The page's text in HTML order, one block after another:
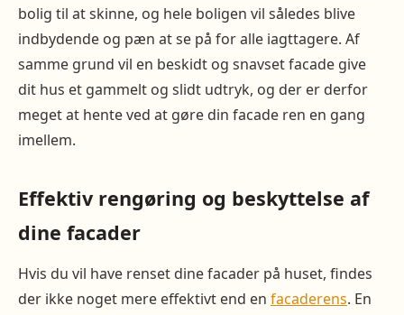
bolig til at skinne, og hele boligen vil således blive
indbydende og pæn at se på for alle iagttagere. Af
samme grund vil en beskidt og snavset facade give
dit hus et gammelt og slidt udtryk, og der er derfor
meget at hente ved at gøre din facade ren en gang
imellem.
Effektiv rengøring og beskyttelse af
dine facader
Hvis du vil have renset dine facader på huset, findes
der ikke noget mere effektivt end en facaderens. En